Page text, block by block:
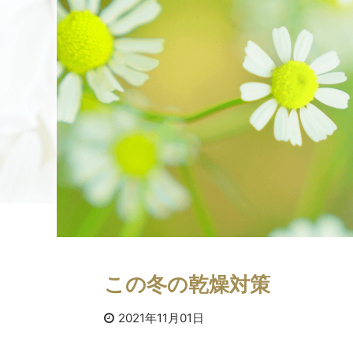
この冬の乾燥対策
2021年11月01日